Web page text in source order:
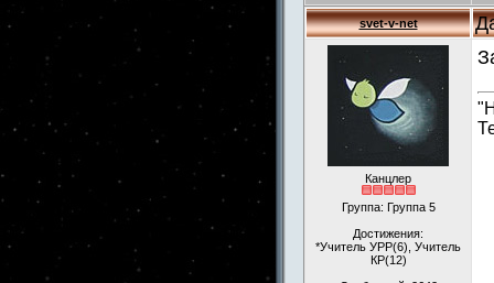
svet-v-net
Канцлер
Группа: Группа 5
Достижения:
*Учитель УРР(6), Учитель
КР(12)